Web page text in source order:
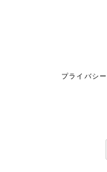
プライバシ